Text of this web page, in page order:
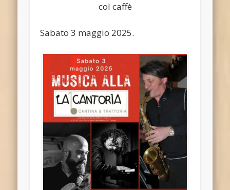
col caffè
Sabato 3 maggio 2025.